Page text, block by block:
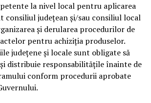
la nivel local pentru aplicarea
consiliul judeţean şi/sau consiliul local
şi derularea procedurilor de
pentru achiziţia produselor.
judeţene şi locale sunt obligate să
distribuie responsabilităţile înainte de
conform procedurii aprobate